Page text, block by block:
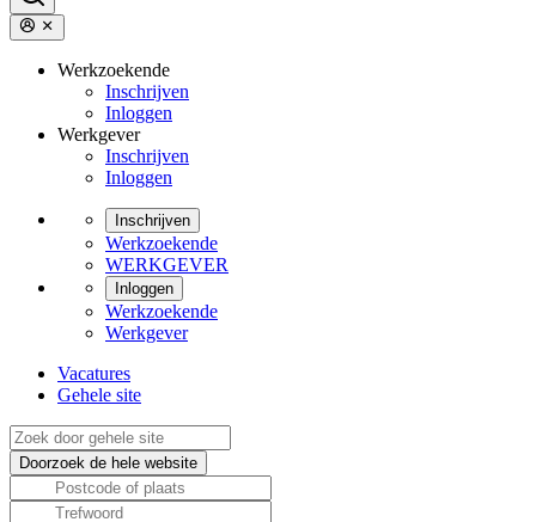
Werkzoekende
Inschrijven
Inloggen
Werkgever
Inschrijven
Inloggen
Inschrijven
Werkzoekende
WERKGEVER
Inloggen
Werkzoekende
Werkgever
Vacatures
Gehele site